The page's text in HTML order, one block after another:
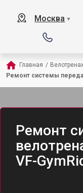
Москва ▼
Главная /
Ремонт системы
Ремонт
VF-